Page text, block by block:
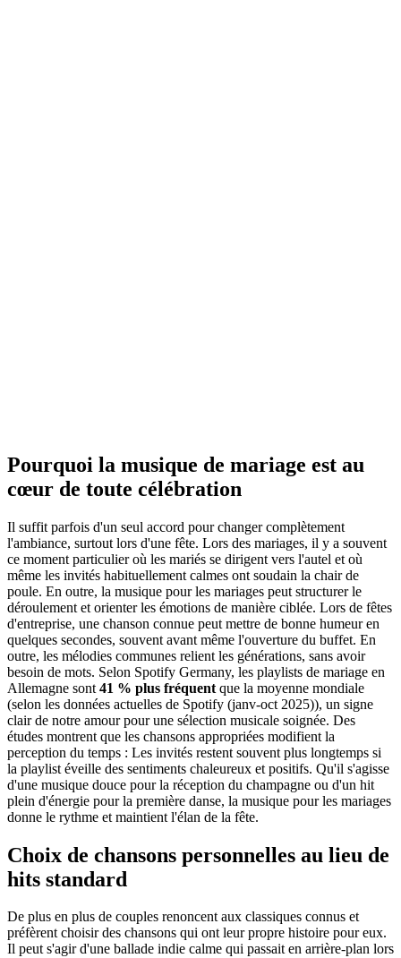
Pourquoi la musique de mariage est au
cœur de toute célébration
Il suffit parfois d'un seul accord pour changer complètement
l'ambiance, surtout lors d'une fête. Lors des mariages, il y a souvent
ce moment particulier où les mariés se dirigent vers l'autel et où
même les invités habituellement calmes ont soudain la chair de
poule. En outre, la musique pour les mariages peut structurer le
déroulement et orienter les émotions de manière ciblée. Lors de fêtes
d'entreprise, une chanson connue peut mettre de bonne humeur en
quelques secondes, souvent avant même l'ouverture du buffet. En
outre, les mélodies communes relient les générations, sans avoir
besoin de mots. Selon Spotify Germany, les playlists de mariage en
Allemagne sont 41 % plus fréquent que la moyenne mondiale
(selon les données actuelles de Spotify (janv-oct 2025)), un signe
clair de notre amour pour une sélection musicale soignée. Des
études montrent que les chansons appropriées modifient la
perception du temps : Les invités restent souvent plus longtemps si
la playlist éveille des sentiments chaleureux et positifs. Qu'il s'agisse
d'une musique douce pour la réception du champagne ou d'un hit
plein d'énergie pour la première danse, la musique pour les mariages
donne le rythme et maintient l'élan de la fête.
Choix de chansons personnelles au lieu de
hits standard
De plus en plus de couples renoncent aux classiques connus et
préfèrent choisir des chansons qui ont leur propre histoire pour eux.
Il peut s'agir d'une ballade indie calme qui passait en arrière-plan lors